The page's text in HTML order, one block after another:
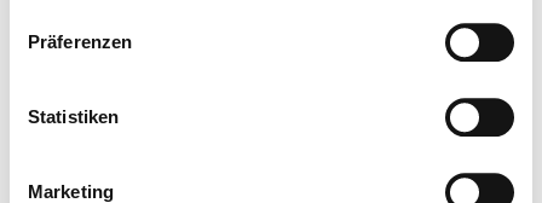
Präferenzen
Statistiken
Marketing